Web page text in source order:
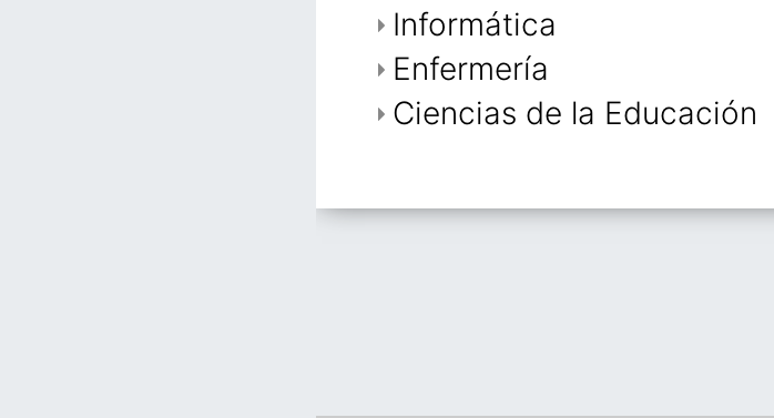
Informática
Enfermería
Ciencias de la Educación